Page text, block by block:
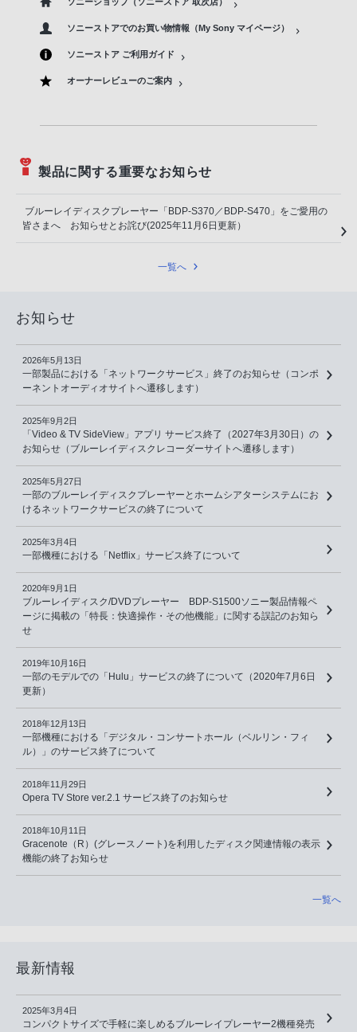
ソニーストアでのお買い物情報（My Sony マイページ）
ソニーストア ご利用ガイド
オーナーレビューのご案内
製品に関する重要なお知らせ
ブルーレイディスクプレーヤー「BDP-S370／BDP-S470」をご愛用の
皆さまへ お知らせとお詫び(2025年11月6日更新）
一覧へ
お知らせ
2026年5月13日
一部製品における「ネットワークサービス」終了のお知らせ（コンポ
ーネントオーディオサイトへ遷移します）
2025年9月2日
「Video & TV SideView」アプリ サービス終了（2027年3月30日）の
お知らせ（ブルーレイディスクレコーダーサイトへ遷移します）
2025年5月27日
一部のブルーレイディスクプレーヤーとホームシアターシステムにお
けるネットワークサービスの終了について
2025年3月4日
一部機種における「Netflix」サービス終了について
2020年9月1日
ブルーレイディスク/DVDプレーヤー BDP-S1500ソニー製品情報ペ
ージに掲載の「特長：快適操作・その他機能」に関する誤記のお知ら
せ
2019年10月16日
一部のモデルでの「Hulu」サービスの終了について（2020年7月6日
更新）
2018年12月13日
一部機種における「デジタル・コンサートホール（ベルリン・フィ
ル）」のサービス終了について
2018年11月29日
Opera TV Store ver.2.1 サービス終了のお知らせ
2018年10月11日
Gracenote（R）(グレースノート)を利用したディスク関連情報の表示
機能の終了お知らせ
一覧へ
最新情報
2025年3月4日
コンパクトサイズで手軽に楽しめるブルーレイプレーヤー2機種発売